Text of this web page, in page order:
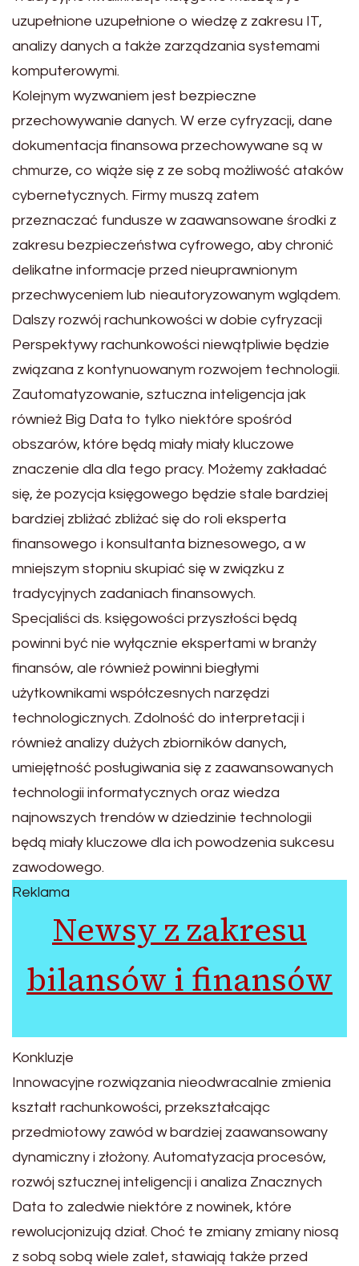
uzupełnione uzupełnione o wiedzę z zakresu IT,
analizy danych a także zarządzania systemami
komputerowymi.
Kolejnym wyzwaniem jest bezpieczne
przechowywanie danych. W erze cyfryzacji, dane
dokumentacja finansowa przechowywane są w
chmurze, co wiąże się z ze sobą możliwość ataków
cybernetycznych. Firmy muszą zatem
przeznaczać fundusze w zaawansowane środki z
zakresu bezpieczeństwa cyfrowego, aby chronić
delikatne informacje przed nieuprawnionym
przechwyceniem lub nieautoryzowanym wglądem.
Dalszy rozwój rachunkowości w dobie cyfryzacji
Perspektywy rachunkowości niewątpliwie będzie
związana z kontynuowanym rozwojem technologii.
Zautomatyzowanie, sztuczna inteligencja jak
również Big Data to tylko niektóre spośród
obszarów, które będą miały miały kluczowe
znaczenie dla dla tego pracy. Możemy zakładać
się, że pozycja księgowego będzie stale bardziej
bardziej zbliżać zbliżać się do roli eksperta
finansowego i konsultanta biznesowego, a w
mniejszym stopniu skupiać się w związku z
tradycyjnych zadaniach finansowych.
Specjaliści ds. księgowości przyszłości będą
powinni być nie wyłącznie ekspertami w branży
finansów, ale również powinni biegłymi
użytkownikami współczesnych narzędzi
technologicznych. Zdolność do interpretacji i
również analizy dużych zbiorników danych,
umiejętność posługiwania się z zaawansowanych
technologii informatycznych oraz wiedza
najnowszych trendów w dziedzinie technologii
będą miały kluczowe dla ich powodzenia sukcesu
zawodowego.
Reklama
Newsy z zakresu
bilansów i finansów
Konkluzje
Innowacyjne rozwiązania nieodwracalnie zmienia
kształt rachunkowości, przekształcając
przedmiotowy zawód w bardziej zaawansowany
dynamiczny i złożony. Automatyzacja procesów,
rozwój sztucznej inteligencji i analiza Znacznych
Data to zaledwie niektóre z nowinek, które
rewolucjonizują dział. Choć te zmiany zmiany niosą
z sobą sobą wiele zalet, stawiają także przed